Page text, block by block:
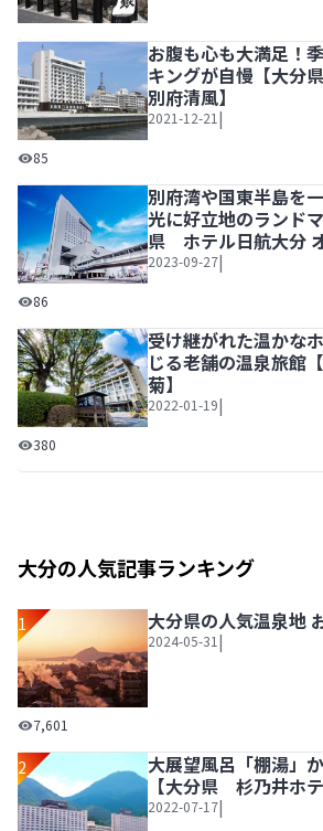
【大分県・別府】別府観光の大本命
お腹も心も大満足！季節のこだわり
85
お腹も心も大満足！
キングが自慢【大分
別府清風】
2021-12-21 |
別府湾や国東半島を一望、ビジネス
86
別府湾や国東半島を
光に好立地のランド
県 ホテル日航大分
2023-09-27|
受け継がれた温かなホスピタリティ
380
受け継がれた温かな
じる老舗の温泉旅館
菊】
2022-01-19|
大分の人気記事ランキング
1
大分県の人気温泉地 おすすめ10選
7,601
大分県の人気温泉地
2024-05-31 |
2
大展望風呂「棚湯」
【大分県 杉乃井ホテ
2022-07-17|